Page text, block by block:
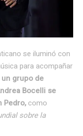
se iluminó con
para acompañar
un grupo de
Bocelli se
Pedro, como
sobre la